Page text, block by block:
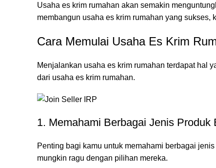
Usaha es krim rumahan akan semakin
membangun usaha es krim rumahan yang
Cara Memulai Usaha Es Krim
Menjalankan usaha es krim rumahan terdapat hal
dari usaha es krim rumahan.
1. Memahami Berbagai Jenis Produk
Penting bagi kamu untuk memahami berbagai
mungkin ragu dengan pilihan mereka.